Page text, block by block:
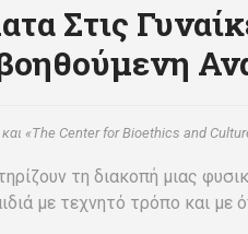
Στις
«The Center for Bioethics and
τη διακοπή μιας
με τεχνητό τρόπο και με